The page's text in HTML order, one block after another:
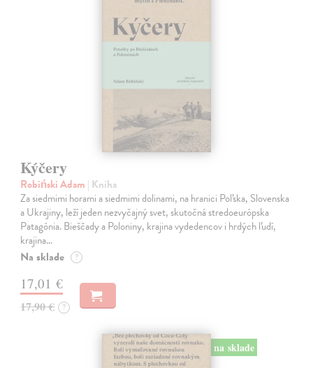
Kýčery
Robiński Adam | Kniha
Za siedmimi horami a siedmimi dolinami, na hranici Poľska, Slovenska
a Ukrajiny, leží jeden nezvyčajný svet, skutočná stredoeurópska
Patagónia. Bieščady a Poloniny, krajina vydedencov i hrdých ľudí,
krajina…
Na sklade ?
17,01 €
17,90 € ?
na sklade